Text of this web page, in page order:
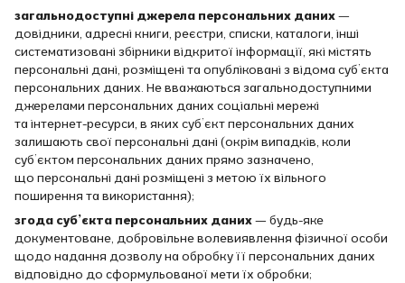
загальнодоступні джерела персональних даних —
довідники, адресні книги, реєстри, списки, каталоги, інші
систематизовані збірники відкритої інформації, які містять
персональні дані, розміщені та опубліковані з відома суб’єкта
персональних даних. Не вважаються загальнодоступними
джерелами персональних даних соціальні мережі
та інтернет-ресурси, в яких суб’єкт персональних даних
залишають свої персональні дані (окрім випадків, коли
суб’єктом персональних даних прямо зазначено,
що персональні дані розміщені з метою їх вільного
поширення та використання);
згода суб’єкта персональних даних— будь-яке
документоване, добровільне волевиявлення фізичної особи
щодо надання дозволу на обробку її персональних даних
відповідно до сформульованої мети їх обробки;